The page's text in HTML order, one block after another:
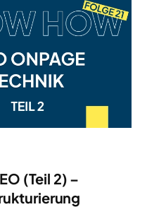
(Teil 2) –